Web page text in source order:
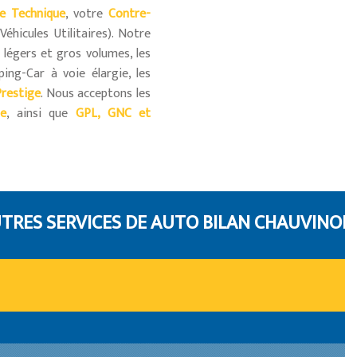
Technique, votreContre-
Utilitaires). Notre
légers et gros volumes, les
Car à voie élargie, les
. Nous acceptons les
, ainsi que GPL, GNC et
SERVICES DE AUTO BILAN